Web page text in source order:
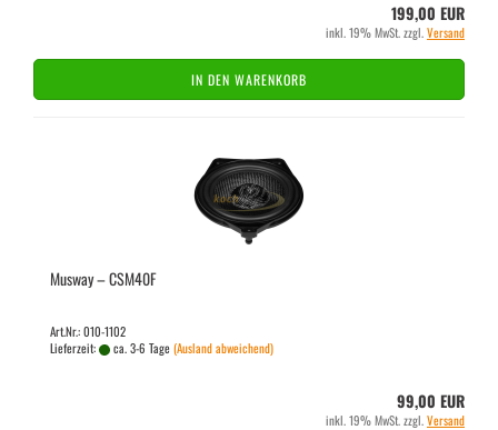
199,00 EUR
inkl. 19% MwSt. zzgl.Versand
IN DEN WARENKORB
Mus­way – CSM40F
Art.Nr.: 010-1102
Lieferzeit:
ca. 3-6 Tage(Ausland abweichend)
99,00 EUR
inkl. 19% MwSt. zzgl.Versand